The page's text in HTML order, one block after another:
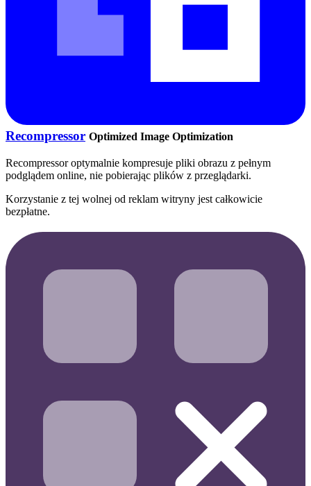
Recompressor Optimized Image Optimization
Recompressor optymalnie kompresuje pliki obrazu z pełnym
podglądem online, nie pobierając plików z przeglądarki.
Korzystanie z tej wolnej od reklam witryny jest całkowicie
bezpłatne.